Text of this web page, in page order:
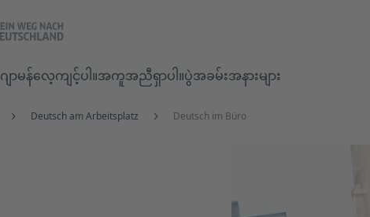
ဂျာမန်လေ့ကျင့်ပါ။အကူအညီရှာပါ။ပွဲအခမ်းအနားများ
Deutsch am Arbeitsplatz Deutsch im Büro